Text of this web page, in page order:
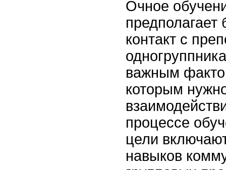
Очное
контакт с
важным
которым
процессе
цели
навыков